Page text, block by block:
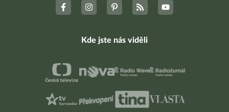
Kde jste nás viděli